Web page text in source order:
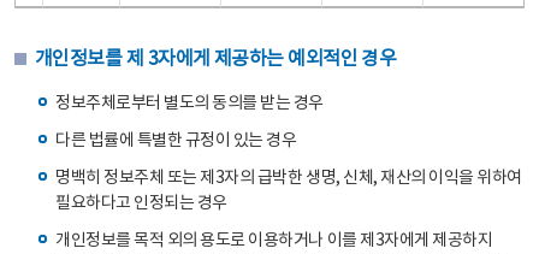
개인정보를 제 3자에게 제공하는 예외적인 경우
정보주체로부터 별도의 동의를 받는 경우
다른 법률에 특별한 규정이 있는 경우
명백히 정보주체 또는 제3자의 급박한 생명, 신체, 재산의 이익을 위하여
필요하다고 인정되는 경우
개인정보를 목적 외의 용도로 이용하거나 이를 제3자에게 제공하지